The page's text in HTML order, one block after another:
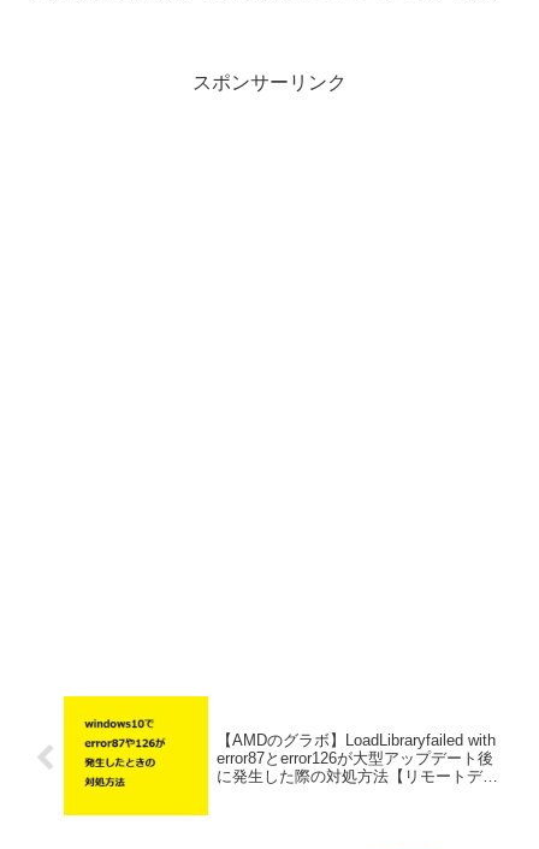
スポンサーリンク
【AMDのグラボ】LoadLibraryfailed with
error87とerror126が大型アップデート後
に発生した際の対処方法【リモートデス